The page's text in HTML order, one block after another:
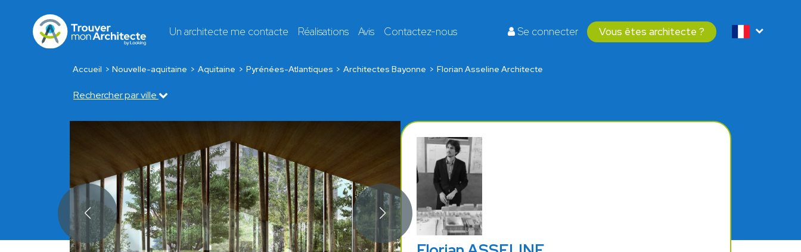
Un architecte me contacte Réalisations Avis Contactez-nous Se connecter Vous êtes architecte ?
Accueil Nouvelle-aquitaine Aquitaine Pyrénées-Atlantiques Architectes Bayonne Florian Asseline Architecte
Rechercher par ville